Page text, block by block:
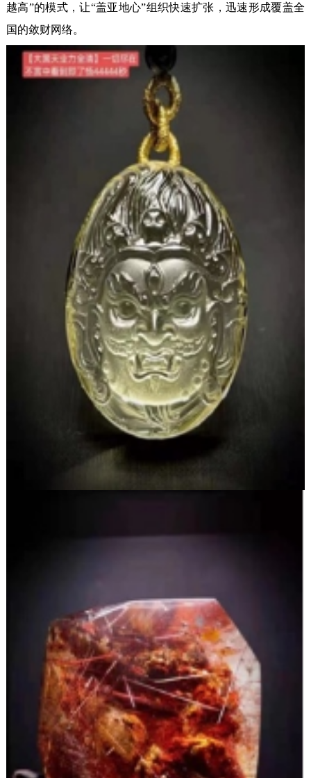
越高”的模式，让“盖亚地心”组织快速扩张，迅速形成覆盖全
国的敛财网络。